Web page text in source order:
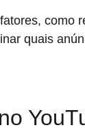
como
quais